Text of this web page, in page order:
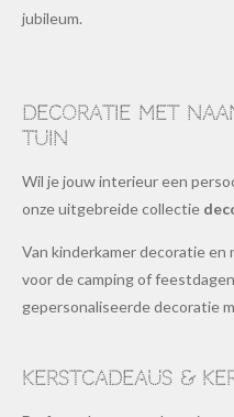
jubileum.
Decoratie met
tuin
Wil je jouw interieur een
onze uitgebreide collectie
Van kinderkamer decoratie
voor de camping of
gepersonaliseerde decoratie
Kerstcadeaus &